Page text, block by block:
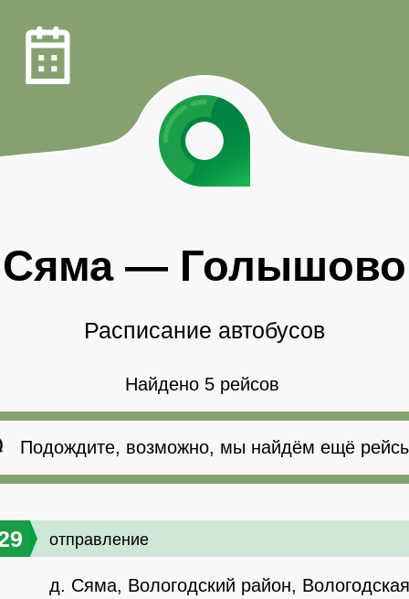
Сяма— Голышово
Расписание автобусов
Найдено 5 рейсов
Подождите, возможно, мы найдём ещё
отправление
д. Сяма, Вологодский район, Вологодская